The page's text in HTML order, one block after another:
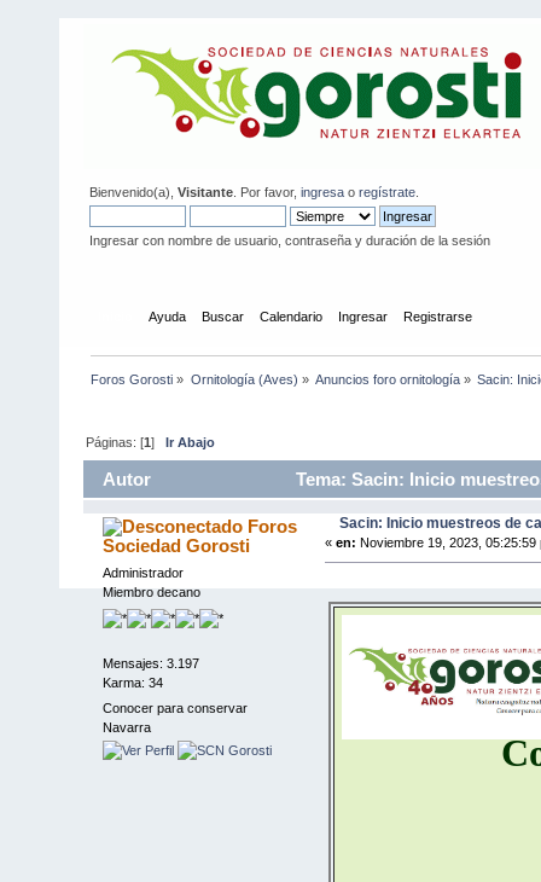
Bienvenido(a), Visitante . Por favor, ingresa o regístrate
Ingresar con nombre de usuario, contraseña y duración de la sesión
Ayuda Buscar Calendario Ingresar Registrarse
Foros Gorosti » Ornitología (Aves) » Anuncios foro ornitología» Sacin:
Páginas: [1]Ir Abajo
Autor Tema: Sacin: Inicio
Foros
Sociedad Gorosti
Administrador
Miembro decano
Mensajes: 3.197
Karma: 34
Conocer para conservar
Navarra
Sacin: Inicio muestreos de
« en: Noviembre 19, 2023, 05:25:59